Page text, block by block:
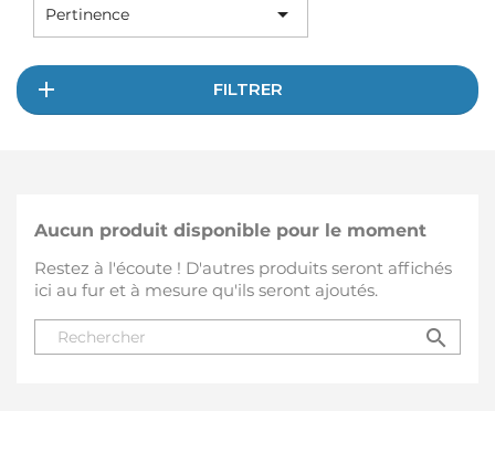
Pertinence 
FILTRER
Aucun produit disponible pour le moment
Restez à l'écoute ! D'autres produits seront affichés
ici au fur et à mesure qu'ils seront ajoutés.
search